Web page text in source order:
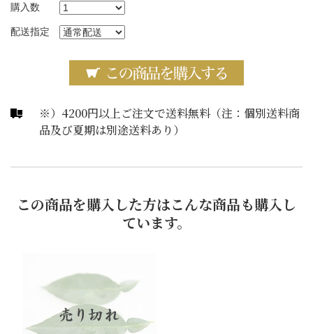
購入数
配送指定
※）4200円以上ご注文で送料無料（注：個別送料商
品及び夏期は別途送料あり）
この商品を購入した方はこんな商品も購入し
ています。